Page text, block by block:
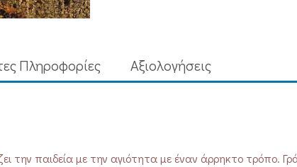
Πληροφορίες Aξιολογήσεις
την παιδεία με την αγιότητα με έναν άρρηκτο τρόπο.